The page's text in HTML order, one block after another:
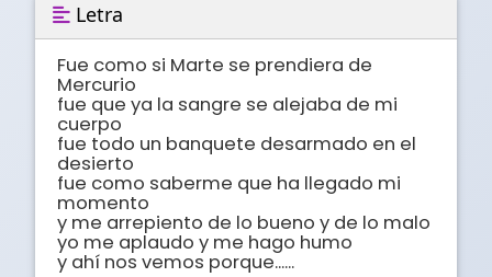
Letra
Fue como si Marte se prendiera de
Mercurio
fue que ya la sangre se alejaba de mi
cuerpo
fue todo un banquete desarmado en el
desierto
fue como saberme que ha llegado mi
momento
y me arrepiento de lo bueno y de lo malo
yo me aplaudo y me hago humo
y ahí nos vemos porque......